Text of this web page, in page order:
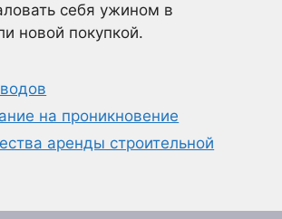
себя ужином в
новой покупкой.
на проникновение
аренды строительной